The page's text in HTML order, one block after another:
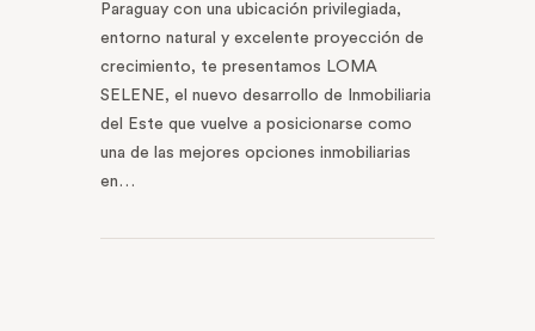
Paraguay con una ubicación privilegiada,
entorno natural y excelente proyección de
crecimiento, te presentamos LOMA
SELENE, el nuevo desarrollo de Inmobiliaria
del Este que vuelve a posicionarse como
una de las mejores opciones inmobiliarias
en…